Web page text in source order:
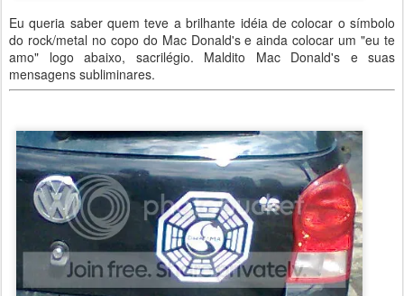
Eu queria saber quem teve a brilhante idéia de colocar o símbolo
do rock/metal no copo do Mac Donald's e ainda colocar um "eu te
amo" logo abaixo, sacrilégio. Maldito Mac Donald's e suas
mensagens subliminares.